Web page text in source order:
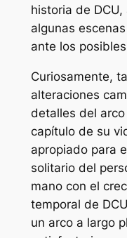
historia de
algunas
ante los
Curiosamente,
alteraciones
detalles del
capítulo de su
apropiado para
solitario del
mano con el
temporal de
un arco a largo